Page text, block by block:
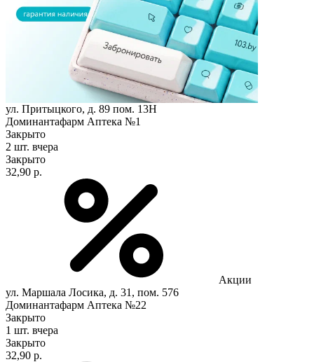
ул. Притыцкого, д. 89 пом. 13Н
Доминантафарм Аптека №1
Закрыто
2 шт. вчера
Закрыто
32,90 р.
Акции
ул. Маршала Лосика, д. 31, пом. 576
Доминантафарм Аптека №22
Закрыто
1 шт. вчера
Закрыто
32,90 р.